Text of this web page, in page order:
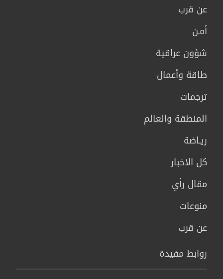
عن قرب
أمـن
شؤون عراقية
طاقة وأعمال
ترجمات
المنطقة والعالم
ريـاضة
كل الاخبار
مقال رأي
منوعات
عن قرب
روابط مفيدة